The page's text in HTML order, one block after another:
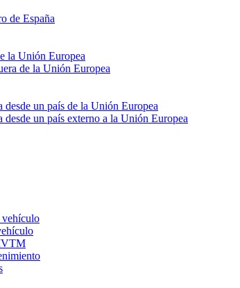
de España
la Unión Europea
de la Unión Europea
desde un país de la Unión Europea
desde un país externo a la Unión Europea
vehículo